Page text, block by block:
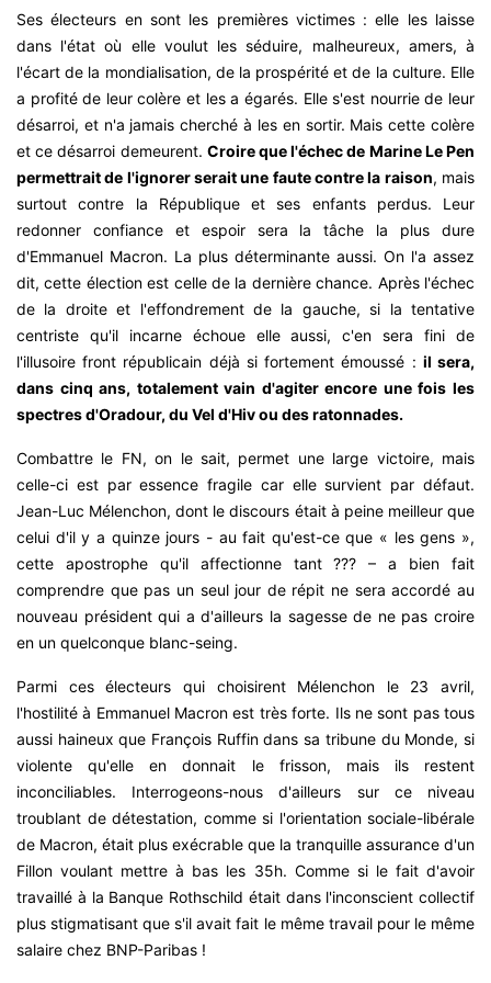
Ses électeurs en sont les premières victimes : elle les laisse
dans l'état où elle voulut les séduire, malheureux, amers, à
l'écart de la mondialisation, de la prospérité et de la culture. Elle
a profité de leur colère et les a égarés. Elle s'est nourrie de leur
désarroi, et n'a jamais cherché à les en sortir. Mais cette colère
et ce désarroi demeurent. Croire que l'échec de Marine Le Pen
permettrait de l'ignorer serait une faute contre la raison, mais
surtout contre la République et ses enfants perdus. Leur
redonner confiance et espoir sera la tâche la plus dure
d'Emmanuel Macron. La plus déterminante aussi. On l'a assez
dit, cette élection est celle de la dernière chance. Après l'échec
de la droite et l'effondrement de la gauche, si la tentative
centriste qu'il incarne échoue elle aussi, c'en sera fini de
l'illusoire front républicain déjà si fortement émoussé : il sera,
dans cinq ans, totalement vain d'agiter encore une fois les
spectres d'Oradour, du Vel d'Hiv ou des ratonnades.
Combattre le FN, on le sait, permet une large victoire, mais
celle-ci est par essence fragile car elle survient par défaut.
Jean-Luc Mélenchon, dont le discours était à peine meilleur que
celui d'il y a quinze jours - au fait qu'est-ce que « les gens »,
cette apostrophe qu'il affectionne tant ??? – a bien fait
comprendre que pas un seul jour de répit ne sera accordé au
nouveau président qui a d'ailleurs la sagesse de ne pas croire
en un quelconque blanc-seing.
Parmi ces électeurs qui choisirent Mélenchon le 23 avril,
l'hostilité à Emmanuel Macron est très forte. Ils ne sont pas tous
aussi haineux que François Ruffin dans sa tribune du Monde, si
violente qu'elle en donnait le frisson, mais ils restent
inconciliables. Interrogeons-nous d'ailleurs sur ce niveau
troublant de détestation, comme si l'orientation sociale-libérale
de Macron, était plus exécrable que la tranquille assurance d'un
Fillon voulant mettre à bas les 35h. Comme si le fait d'avoir
travaillé à la Banque Rothschild était dans l'inconscient collectif
plus stigmatisant que s'il avait fait le même travail pour le même
salaire chez BNP-Paribas !